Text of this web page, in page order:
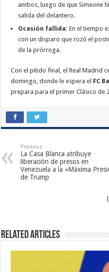
ambos, luego de que Simeone
salida del delantero.
Ocasión fallida: En el tiempo
con un disparo que rozó el
de la prórroga.
Con el pitido final, el Real Madrid
domingo, donde le espera el FC
prepara para el primer Clásico de
Previous
La Casa Blanca atribuye
liberación de presos en
Venezuela a la «Máxima
de Trump
Related Articles